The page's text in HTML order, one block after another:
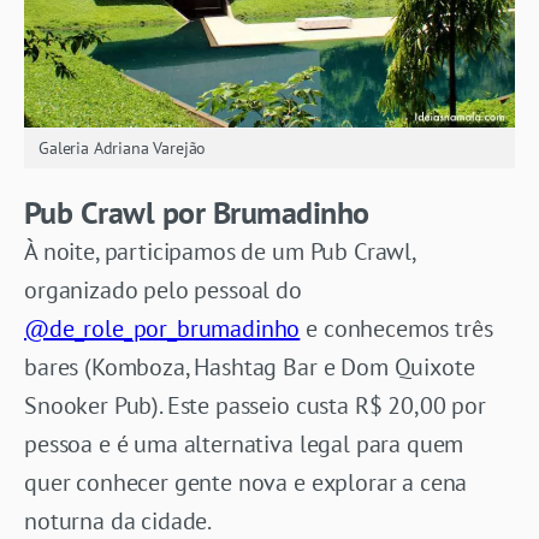
Galeria Adriana Varejão
Pub Crawl por Brumadinho
À noite, participamos de um Pub Crawl,
organizado pelo pessoal do
@de_role_por_brumadinho e conhecemos três
bares (Komboza, Hashtag Bar e Dom Quixote
Snooker Pub). Este passeio custa R$ 20,00 por
pessoa e é uma alternativa legal para quem
quer conhecer gente nova e explorar a cena
noturna da cidade.